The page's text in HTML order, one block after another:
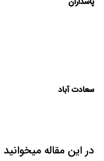
سعادت آباد
در این مقاله میخوانید